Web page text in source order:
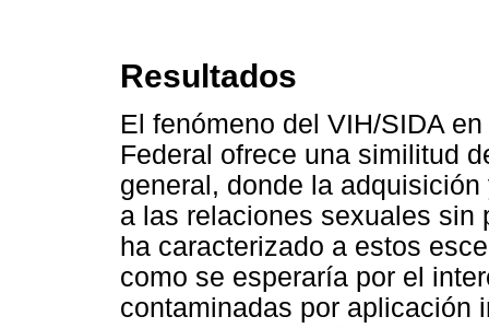
Resultados
El fenómeno del VIH/SIDA
Federal ofrece una similitud
general, donde la
a las relaciones sexuales sin
ha caracterizado a estos
como se esperaría por el
contaminadas por aplicación